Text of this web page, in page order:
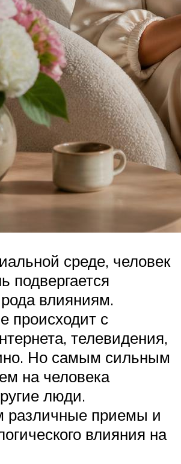
среде, человек
подвергается
влияниям.
происходит с
телевидения,
Но самым сильным
на человека
люди.
различные приемы и
влияния на